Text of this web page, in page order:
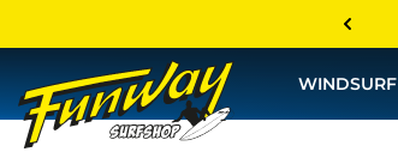
WINDSURF